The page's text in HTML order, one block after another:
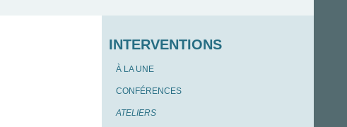
INTERVENTIONS
À LA UNE
CONFÉRENCES
ATELIERS